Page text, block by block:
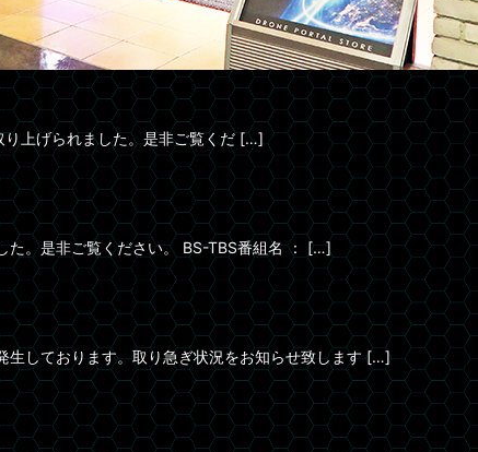
り上げられました。是非ご覧くだ […]
た。是非ご覧ください。 BS-TBS番組名 ： […]
生しております。取り急ぎ状況をお知らせ致します […]